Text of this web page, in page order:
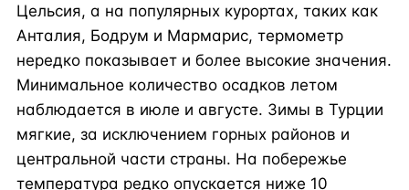
Цельсия, а на популярных курортах, таких как
Анталия, Бодрум и Мармарис, термометр
нередко показывает и более высокие значения.
Минимальное количество осадков летом
наблюдается в июле и августе. Зимы в Турции
мягкие, за исключением горных районов и
центральной части страны. На побережье
температура редко опускается ниже 10